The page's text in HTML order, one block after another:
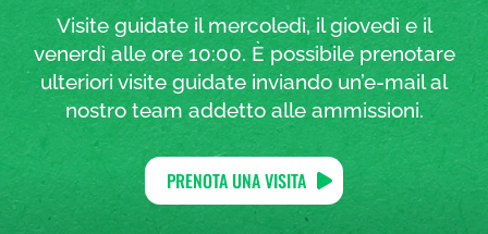
Visite guidate il mercoledì, il giovedì e il
venerdì alle ore 10:00. È possibile prenotare
ulteriori visite guidate inviando un’e-mail al
nostro team addetto alle ammissioni.
PRENOTA UNA VISITA